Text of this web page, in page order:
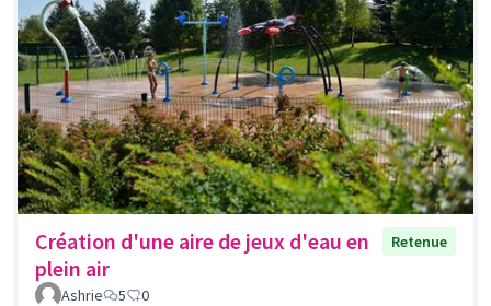
Création d'une aire de jeux d'eau en
plein air
Retenue
Ashrie 5 0